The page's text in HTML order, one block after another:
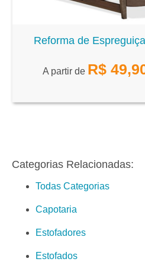
Reforma de
A partir de R$
Categorias Relacionadas:
Todas Categorias
Capotaria
Estofadores
Estofados